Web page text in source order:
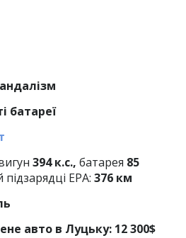
батареї
394 к.с.,батарея 85
EPA: 376 км
авто в Луцьку: 12 300$